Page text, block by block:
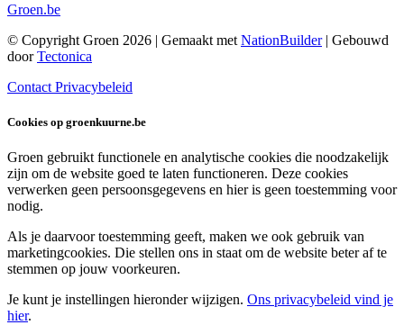
Groen.be
© Copyright Groen 2026 | Gemaakt met NationBuilder| Gebouwd
doorTectonica
Contact Privacybeleid
Cookies op groenkuurne.be
Groen gebruikt functionele en analytische cookies die noodzakelijk
zijn om de website goed te laten functioneren. Deze cookies
verwerken geen persoonsgegevens en hier is geen toestemming voor
nodig.
Als je daarvoor toestemming geeft, maken we ook gebruik van
marketingcookies. Die stellen ons in staat om de website beter af te
stemmen op jouw voorkeuren.
Je kunt je instellingen hieronder wijzigen. Ons privacybeleid vind je
hier.